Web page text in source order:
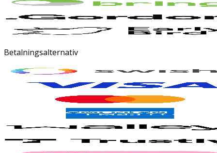
Betalningsalternativ